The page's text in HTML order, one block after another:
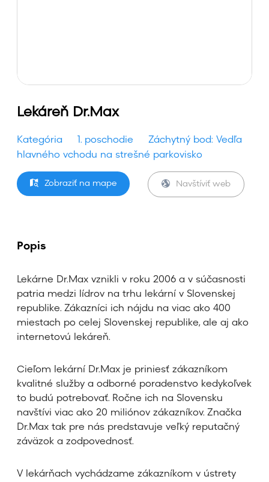
Lekáreň Dr.Max
Kategória 1. poschodie
Záchytný bod: Vedľa
hlavného vchodu na strešné parkovisko
Zobraziť na mape Navštíviť web
Popis
Lekárne Dr.Max vznikli v roku 2006 a v súčasnosti
patria medzi lídrov na trhu lekární v Slovenskej
republike. Zákazníci ich nájdu na viac ako 400
miestach po celej Slovenskej republike, ale aj ako
internetovú lekáreň.
Cieľom lekární Dr.Max je priniesť zákazníkom
kvalitné služby a odborné poradenstvo kedykoľvek
to budú potrebovať. Ročne ich na Slovensku
navštívi viac ako 20 miliónov zákazníkov. Značka
Dr.Max tak pre nás predstavuje veľký reputačný
záväzok a zodpovednosť.
V lekárňach vychádzame zákazníkom v ústrety